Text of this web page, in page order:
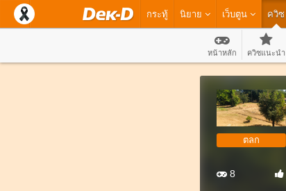
กระทู้ นิยาย เว็บตูน ควิซ
หน้าหลัก ควิซแนะนำ
ตลก
8